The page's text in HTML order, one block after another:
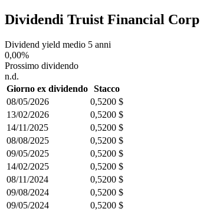
Dividendi Truist Financial Corp
Dividend yield medio 5 anni
0,00%
Prossimo dividendo
n.d.
Giorno ex dividendo Stacco
08/05/2026
0,5200 $
13/02/2026
0,5200 $
14/11/2025
0,5200 $
08/08/2025
0,5200 $
09/05/2025
0,5200 $
14/02/2025
0,5200 $
08/11/2024
0,5200 $
09/08/2024
0,5200 $
09/05/2024
0,5200 $